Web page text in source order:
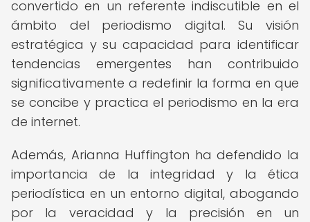
convertido en un referente indiscutible en el
ámbito del periodismo digital. Su visión
estratégica y su capacidad para identificar
tendencias emergentes han contribuido
significativamente a redefinir la forma en que
se concibe y practica el periodismo en la era
de internet.
Además, Arianna Huffington ha defendido la
importancia de la integridad y la ética
periodística en un entorno digital, abogando
por la veracidad y la precisión en un